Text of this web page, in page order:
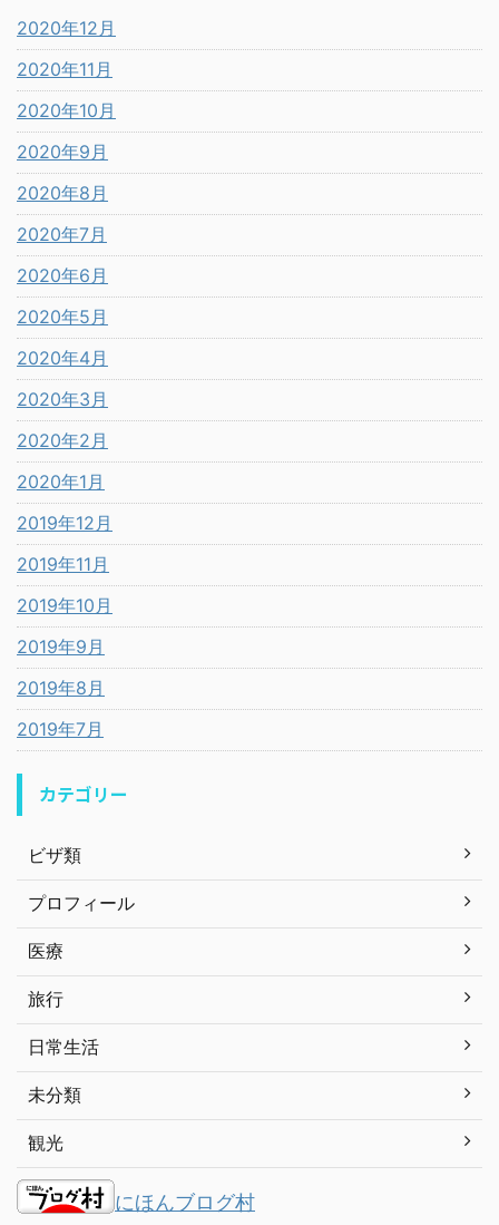
2020年12月
2020年11月
2020年10月
2020年9月
2020年8月
2020年7月
2020年6月
2020年5月
2020年4月
2020年3月
2020年2月
2020年1月
2019年12月
2019年11月
2019年10月
2019年9月
2019年8月
2019年7月
カテゴリー
ビザ類
プロフィール
医療
旅行
日常生活
未分類
観光
にほんブログ村